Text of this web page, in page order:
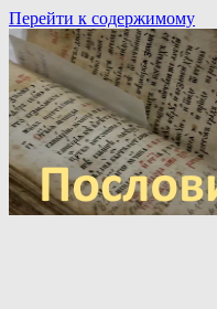
Перейти к содержимому